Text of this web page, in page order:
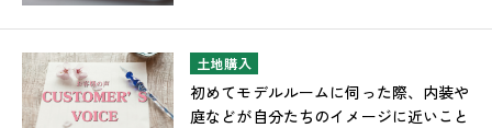
土地購入
初めてモデルルームに伺った際、内装や
庭などが自分たちのイメージに近いこと